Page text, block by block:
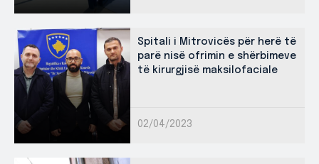
Spitali i Mitrovicës për herë të
parë nisë ofrimin e shërbimeve
të kirurgjisë maksilofaciale
02/04/2023